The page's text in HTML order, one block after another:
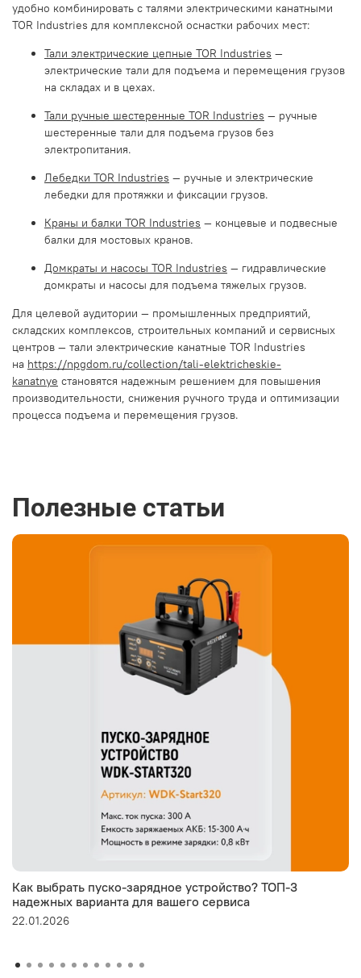
удобно комбинировать с талями электрическими канатными
TOR Industries для комплексной оснастки рабочих мест:
Тали электрические цепные TOR Industries —
электрические тали для подъема и перемещения грузов
на складах и в цехах.
Тали ручные шестеренные TOR Industries — ручные
шестеренные тали для подъема грузов без
электропитания.
Лебедки TOR Industries — ручные и электрические
лебедки для протяжки и фиксации грузов.
Краны и балки TOR Industries — концевые и подвесные
балки для мостовых кранов.
Домкраты и насосы TOR Industries — гидравлические
домкраты и насосы для подъема тяжелых грузов.
Для целевой аудитории — промышленных предприятий,
складских комплексов, строительных компаний и сервисных
центров — тали электрические канатные TOR Industries
на https://npgdom.ru/collection/tali-elektricheskie-
kanatnye становятся надежным решением для повышения
производительности, снижения ручного труда и оптимизации
процесса подъема и перемещения грузов.
Полезные статьи
Как выбрать пуско-зарядное устройство? ТОП-3
надежных варианта для вашего сервиса
22.01.2026